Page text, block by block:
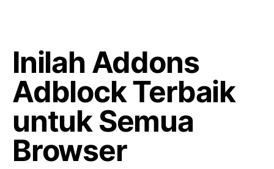
Inilah Addons
Adblock Terbaik
untuk Semua
Browser